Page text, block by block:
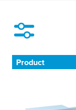
Product